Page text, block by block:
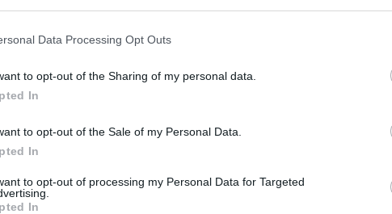
Data Processing Opt Outs
to opt-out of the Sharing of my personal data.
In
to opt-out of the Sale of my Personal Data.
In
to opt-out of processing my Personal Data for Targeted
In
υποδέχεται την ΑΣΠΕ Θέτις Βούλας για το
στο Δημοτικό Γήπεδο Μαρκοπούλου.